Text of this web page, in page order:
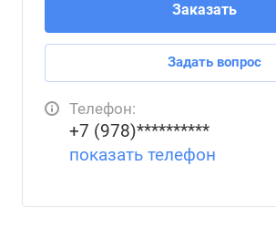
Заказать
Задать вопрос
Телефон:
+7 (978)**********
показать телефон